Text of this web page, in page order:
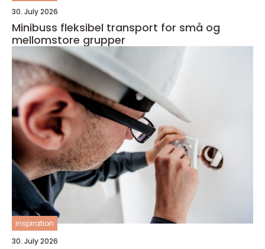
30. July 2026
Minibuss fleksibel transport for små og
mellomstore grupper
inspiration
30. July 2026